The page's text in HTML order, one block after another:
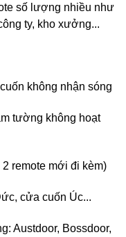
số lượng nhiều như
ty, kho xưởng...
không nhận sóng
tường không hoạt
remote mới đi kèm)
cửa cuốn Úc...
Austdoor, Bossdoor,